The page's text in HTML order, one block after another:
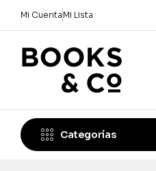
Mi Cuenta Mi Lista
Categorías